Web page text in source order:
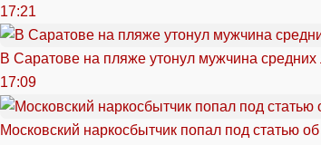
17:21
В Саратове на пляже утонул мужчина средних
17:09
Московский наркосбытчик попал под статью